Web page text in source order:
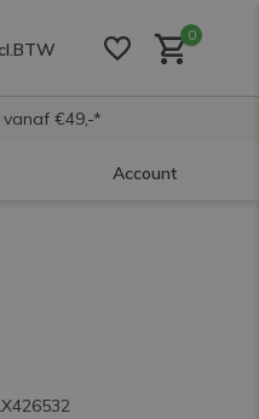
BTW
0
€49,-*
Account